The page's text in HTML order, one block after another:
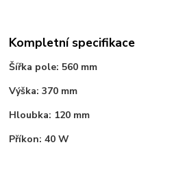
Kompletní specifikace
Šířka pole: 560 mm
Výška: 370 mm
Hloubka: 120 mm
Příkon: 40 W